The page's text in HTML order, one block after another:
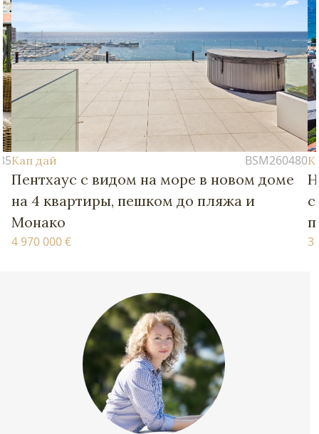
на море в новом доме
до пляжа и
Новые
спальнями – в
пляжей и Монако